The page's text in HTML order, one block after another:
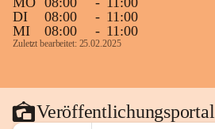
DI
08:00 - 11:00
MI
08:00 - 11:00
Zuletzt bearbeitet: 25.02.2025
Veröffentlichungsportal